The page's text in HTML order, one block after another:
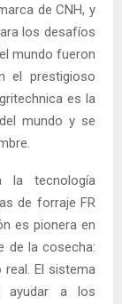
de CNH, y
los desafíos
mundo fueron
el prestigioso
es la
mundo y se
la tecnología
de forraje FR
es pionera en
de la cosecha:
El sistema
ayudar a los